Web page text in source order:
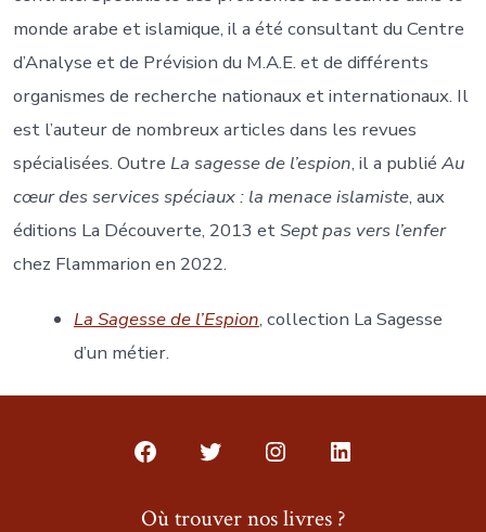
monde arabe et islamique, il a été consultant du Centre
d’Analyse et de Prévision du M.A.E. et de différents
organismes de recherche nationaux et internationaux. Il
est l’auteur de nombreux articles dans les revues
spécialisées. Outre La sagesse de l’espion, il a publié Au
cœur des services spéciaux : la menace islamiste, aux
éditions La Découverte, 2013 etSept pas vers l’enfer
chez Flammarion en 2022.
La Sagesse de l’Espion, collection La Sagesse
d’un métier.
Open
Open
Open
Open
Où trouver nos livres ?